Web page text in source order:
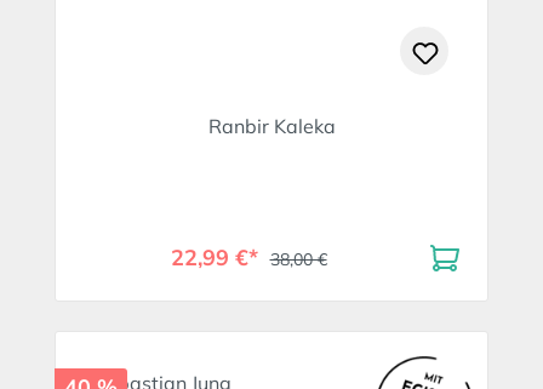
Ranbir Kaleka
22,99 €* 38,00 €